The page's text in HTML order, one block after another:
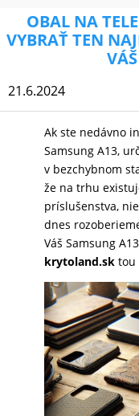
MOBIL
TVRDENÉ
PRODUKTY
OBAL NA
VYBRAŤ TEN
21.6.2024
Ak ste nedávno
Samsung A13,
v bezchybnom
že na trhu
príslušenstva,
dnes
Váš Samsung
krytoland.sktou